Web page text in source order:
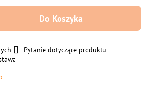
Do Koszyka
Pytanie dotyczące produktu